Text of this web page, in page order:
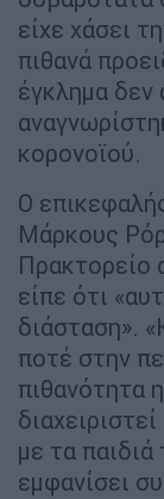
είχε χάσει
πιθανά
έγκλημα δεν
κορονοϊού.
Ο
Μάρκους
Πρακτορείο
είπε ότι
διάσταση».
ποτέ στην
πιθανότητα
με τα
εμφανίσει